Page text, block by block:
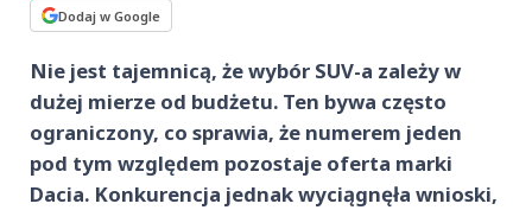
Dodaj w Google
Nie jest tajemnicą, że wybór SUV-a zależy w
dużej mierze od budżetu. Ten bywa często
ograniczony, co sprawia, że numerem jeden
pod tym względem pozostaje oferta marki
Dacia. Konkurencja jednak wyciągnęła wnioski,